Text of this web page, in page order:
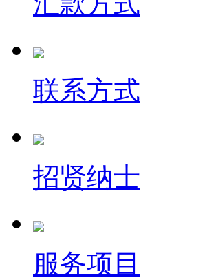
联系方式
招贤纳士
服务项目